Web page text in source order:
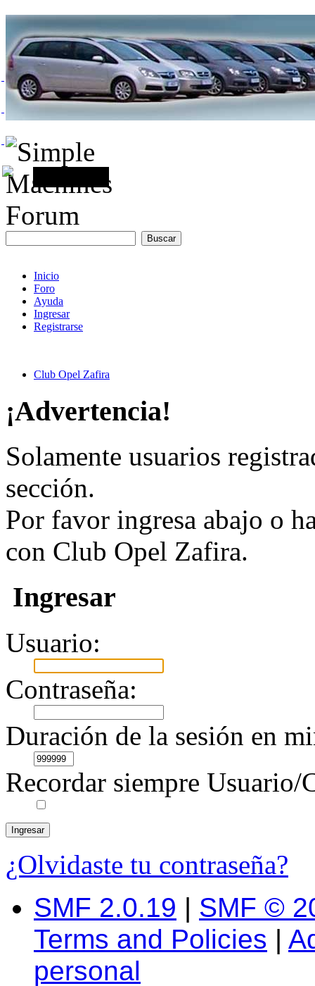
Inicio
Foro
Ayuda
Ingresar
Registrarse
Club Opel Zafira
¡Advertencia!
Solamente usuarios
sección.
Por favor ingresa abajo o
con Club Opel Zafira.
Ingresar
Usuario:
Contraseña:
Duración de la sesión en
Recordar siempre Usuario/
¿Olvidaste tu contraseña?
SMF 2.0.19 | SMF ©
Terms and Policies |
personal